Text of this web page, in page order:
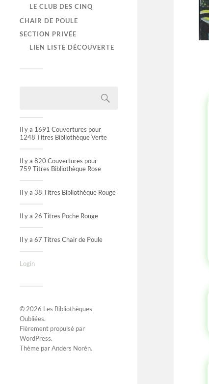
LE CLUB DES CINQ
CHAIR DE POULE
SECTION PRIVÉE
LIEN LISTE DÉCOUVERTE
Il y a 1691 Couvertures pour
1248 Titres Bibliothèque Verte
Il y a 820 Couvertures pour
759 Titres Bibliothèque Rose
Il y a 38 Titres Bibliothèque Rouge
Il y a 26 Titres Poche Rouge
Il y a 67 Titres Chair de Poule
Login
© 2026 Les Bibliothèques
Oubliées.
Fièrement propulsé par
WordPress.
Thème parAnders Norén.